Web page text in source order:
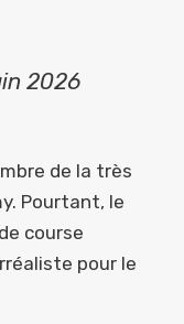
2026
de la très
Pourtant, le
course
pour le